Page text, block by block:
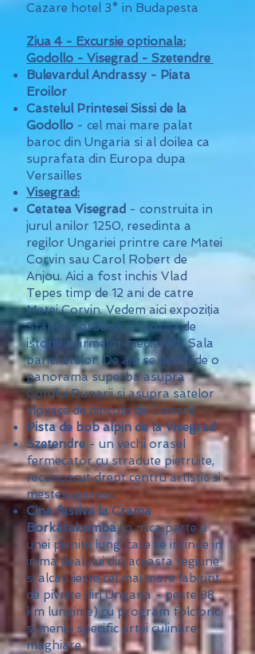
Cazare hotel 3* in Budapesta
Ziua 4 - Excursie optionala:
Godollo - Visegrad - Szetendre
Bulevardul Andrassy - Piata
Eroilor
Castelul Printesei Sissi de la
Godollo - cel mai mare palat
baroc din Ungaria si al doilea ca
suprafata din Europa dupa
Versailles
Visegrad:
Cetatea Visegrad - construita in
jurul anilor 1250, resedinta a
regilor Ungariei printre care Matei
Corvin sau Carol Robert de
Anjou. Aici a fost inchis Vlad
Tepes timp de 12 ani de catre
Matei Corvin. Vedem aici expoziția
Sfânta Coroană, Expoziția de
istorie a armelor medievale, Sala
banchetelor. De aici se deschide o
panorama superba asupra
Cotului Dunarii si asupra satelor
slovace de dincolo de Dunare
Pista de bob alpin de la Visegrad
Szetendre - un vechi orasel
fermecator cu stradute pietruite,
recunoscut drept centru artistic si
mestesugaresc
Cina festiva la Crama
Borkatakomba(o mica parte a
unei pivnite lungi care se intinde in
inima dealului din aceasta regiune
si alcatuieste cel mai mare labirint
de pivnite din Ungaria - peste 88
km lungime) cu program folcloric
si meniu specific artei culinare
maghiare